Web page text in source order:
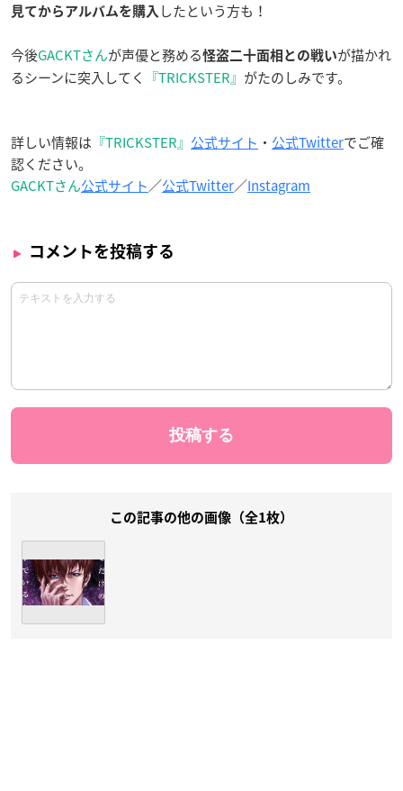
見てからアルバムを購入 したという方も！
今後GACKTさんが声優と務める怪盗二十面相との戦いが描かれ
るシーンに突入してく 『TRICKSTER』 がたのしみです。
詳しい情報は 『TRICKSTER』 公式サイト ・ 公式Twitterでご確
認ください。
GACKTさん公式サイト／公式Twitter／Instagram
コメントを投稿する
この記事の他の画像（全1枚）